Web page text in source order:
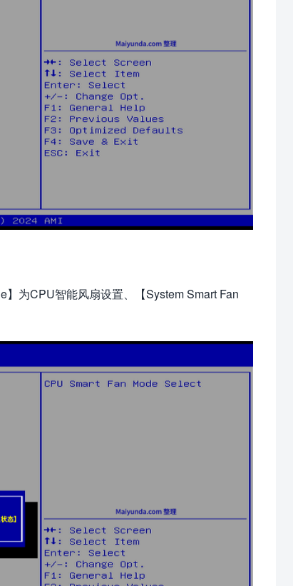
为CPU智能风扇设置、【System Smart Fan